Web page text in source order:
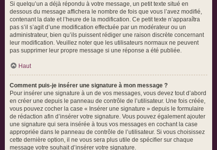
Si quelqu’un a déjà répondu à votre message, un petit texte situé en
dessous du message affichera le nombre de fois que vous l’avez modifié,
contenant la date et l’heure de la modification. Ce petit texte n’apparaîtra
pas s’il s’agit d’une modification effectuée par un modérateur ou un
administrateur, bien qu’ils puissent rédiger une raison discrète concernant
leur modification. Veuillez noter que les utilisateurs normaux ne peuvent
pas supprimer leur propre message si une réponse a été publiée.
Haut
Comment puis-je insérer une signature à mon message ?
Pour insérer une signature à un de vos messages, vous devez tout d’abord
en créer une depuis le panneau de contrôle de l’utilisateur. Une fois créée,
vous pouvez cocher la case « Insérer une signature » depuis le formulaire
de rédaction afin d’insérer votre signature. Vous pouvez également ajouter
une signature qui sera insérée à tous vos messages en cochant la case
appropriée dans le panneau de contrôle de l’utilisateur. Si vous choisissez
cette dernière option, il ne vous sera plus utile de spécifier sur chaque
message votre souhait d’insérer votre signature.